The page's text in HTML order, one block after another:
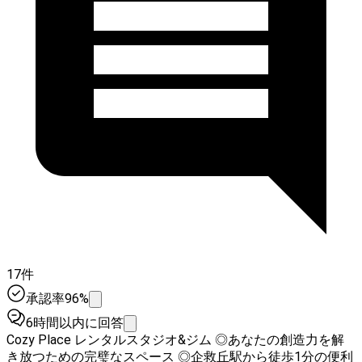
17件
承認率96%
6時間以内に回答
Cozy Place レンタルスタジオ&ジム ◎あなたの創造力を解
き放つための完璧なスペース ◎企救丘駅から徒歩1分の便利